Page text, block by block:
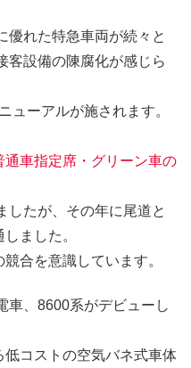
優れた特急車両が続々と
客設備の陳腐化が感じら
ューアルが施されます。
通車指定席・グリーン車の
したが、その年に尾道と
ました。
合を意識しています。
車、8600系がデビューし
コストの空気バネ式車体